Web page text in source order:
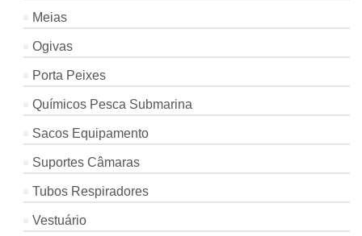
Meias
Ogivas
Porta Peixes
Químicos Pesca Submarina
Sacos Equipamento
Suportes Câmaras
Tubos Respiradores
Vestuário